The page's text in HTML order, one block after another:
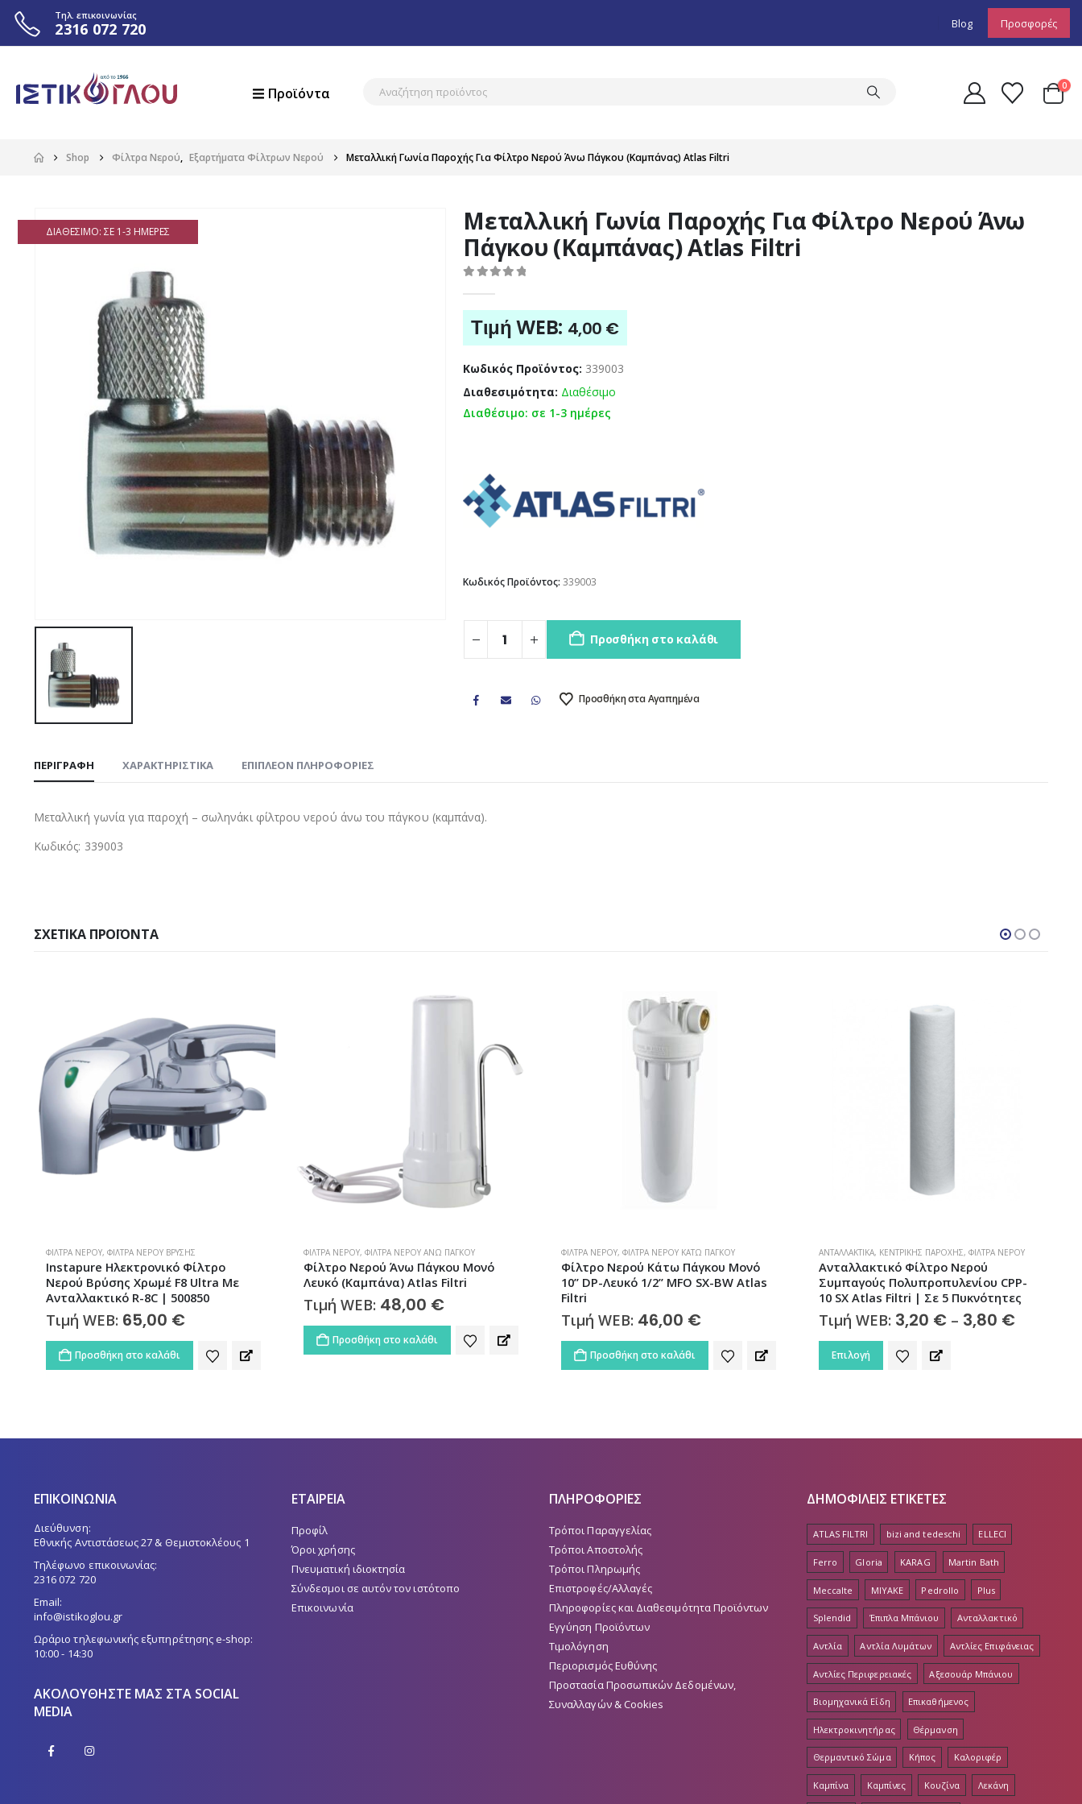
Τηλ. επικοινωνίας
2316 072 720 Blog Προσφορές
Προϊόντα 0
Shop Φίλτρα Νερού, Εξαρτήματα Φίλτρων Νερού Μεταλλική Γωνία Παροχής Για Φίλτρο Νερού Άνω Πάγκου (Καμπάνας) Atlas Filtri
ΔΙΑΘΈΣΙΜΟ: ΣΕ 1-3 ΗΜΈΡΕΣ
Μεταλλική Γωνία Παροχής Για Φίλτρο Νερού Άνω
Πάγκου (Καμπάνας) Atlas Filtri
Τιμή WEB: 4,00 €
Κωδικός Προϊόντος: 339003
Διαθεσιμότητα: Διαθέσιμο
Διαθέσιμο: σε 1-3 ημέρες
Κωδικός Προϊόντος:339003
Προσθήκη στο καλάθι
Προσθήκη στα Αγαπημένα
ΠΕΡΙΓΡΑΦΉ ΧΑΡΑΚΤΗΡΙΣΤΙΚΑ ΕΠΙΠΛΈΟΝ ΠΛΗΡΟΦΟΡΊΕΣ
Μεταλλική γωνία για παροχή – σωληνάκι φίλτρου νερού άνω του πάγκου (καμπάνα).
Κωδικός: 339003
ΣΧΕΤΙΚΆ ΠΡΟΪΌΝΤΑ
ΦΊΛΤΡΑ ΝΕΡΟΎ, ΦΊΛΤΡΑ ΝΕΡΟΎ ΆΝΩ ΠΆΓΚΟΥ
Φίλτρο Νερού Άνω Πάγκου Μονό
Λευκό (Καμπάνα) Atlas Filtri
Τιμή WEB:48,00€
Προσθήκη στο καλάθι
ΦΊΛΤΡΑ ΝΕΡΟΎ, ΦΊΛΤΡΑ ΝΕΡΟΎ ΚΆΤΩ ΠΆΓΚΟΥ
Φίλτρο Νερού Κάτω Πάγκου Μονό
10” DP-Λευκό 1/2” MFO SX-BW Atlas
Filtri
Τιμή WEB: 46,00€
Προσθήκη στο καλάθι
ΑΝΤΑΛΛΑΚΤΙΚΆ, ΚΕΝΤΡΙΚΉΣ ΠΑΡΟΧΉΣ,ΦΊΛΤΡΑ ΝΕΡΟΎ
Ανταλλακτικό Φίλτρο Νερού
Συμπαγούς Πολυπροπυλενίου CPP-
10 SX Atlas Filtri | Σε 5 Πυκνότητες
Τιμή WEB: 3,20€ –
3,20 €
through
Επιλογή
Αυτό το προϊόν έχει πολλαπλές παραλλαγές. Οι επιλογές μπορούν να επιλεγούν στη σελίδα του προϊόντος
ΦΊΛΤΡΑ ΝΕΡΟΎ, ΦΊΛΤΡΑ ΝΕΡΟΎ ΆΝΩ ΠΆΓΚΟΥ
Φίλτρο Νερού Άνω Πάγκου Μονό
Χρωμέ (Καμπάνα) ATLAS FILTRI
Τιμή WEB:98,00€
Προσθήκη στο καλάθι
ΕΠΙΚΟΙΝΩΝΙΑ
Διεύθυνση:
Εθνικής Αντιστάσεως 27 & Θεμιστοκλέους 1
Τηλέφωνο επικοινωνίας:
2316 072 720
Email:
info@istikoglou.gr
Ωράριο τηλεφωνικής εξυπηρέτησης e-shop:
10:00 - 14:30
ΑΚΟΛΟΥΘΉΣΤΕ ΜΑΣ ΣΤΑ SOCIAL
MEDIA
ΕΤΑΙΡΕΙΑ
Προφίλ
Όροι χρήσης
Πνευματική ιδιοκτησία
Σύνδεσμοι σε αυτόν τον ιστότοπο
Επικοινωνία
ΠΛΗΡΟΦΟΡΙΕΣ
Τρόποι Παραγγελίας
Τρόποι Αποστολής
Τρόποι Πληρωμής
Επιστροφές/Αλλαγές
Πληροφορίες και Διαθεσιμότητα Προϊόντων
Εγγύηση Προϊόντων
Τιμολόγηση
Περιορισμός Ευθύνης
Προστασία Προσωπικών Δεδομένων,
Συναλλαγών & Cookies
ΔΗΜΟΦΙΛΕΙΣ ΕΤΙΚΕΤΕΣ
ATLAS FILTRI bizi and tedeschi ELLECI
Ferro Gloria KARAG Martin Bath
Meccalte MIYAKE Pedrollo Plus
Splendid Έπιπλα Μπάνιου Ανταλλακτικό
Αντλία Αντλία Λυμάτων Αντλίες Επιφάνειας
Αντλίες Περιφερειακές Αξεσουάρ Μπάνιου
Βιομηχανικά Είδη Επικαθήμενος
Ηλεκτροκινητήρας Θέρμανση
Θερμαντικό Σώμα Κήπος Καλοριφέρ
Καμπίνα Καμπίνες Κουζίνα Λεκάνη